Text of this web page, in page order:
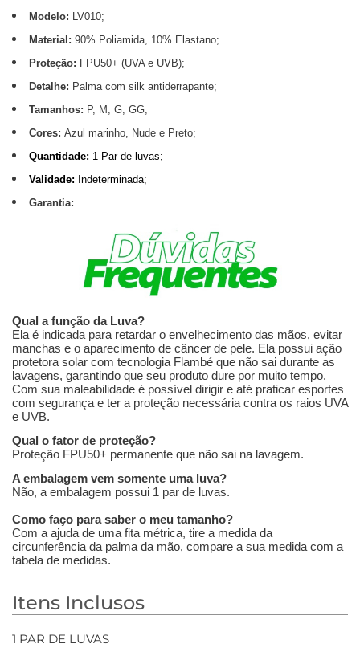
Modelo: LV010;
Material: 90% Poliamida, 10% Elastano;
Proteção: FPU50+ (UVA e UVB);
Detalhe: Palma com silk antiderrapante;
Tamanhos: P, M, G, GG;
Cores: Azul marinho, Nude e Preto;
Quantidade: 1 Par de luvas;
Validade: Indeterminada;
Garantia:
Qual a função da Luva?
Ela é indicada para retardar o envelhecimento das mãos, evitar
manchas e o aparecimento de câncer de pele. Ela possui ação
protetora solar com tecnologia Flambé que não sai durante as
lavagens, garantindo que seu produto dure por muito tempo.
Com sua maleabilidade é possível dirigir e até praticar esportes
com segurança e ter a proteção necessária contra os raios UVA
e UVB.
Qual o fator de proteção?
Proteção FPU50+ permanente que não sai na lavagem.
A embalagem vem somente uma luva?
Não, a embalagem possui 1 par de luvas.
Como faço para saber o meu tamanho?
Com a ajuda de uma fita métrica, tire a medida da
circunferência da palma da mão, compare a sua medida com a
tabela de medidas.
Itens Inclusos
1 PAR DE LUVAS